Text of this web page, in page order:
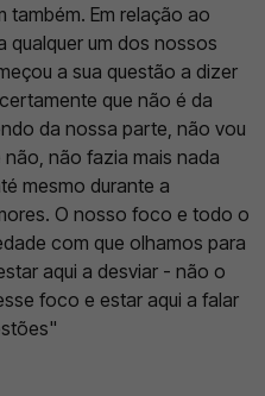
Em relação ao
qualquer um dos nossos
a sua questão a dizer
que não é da
da nossa parte, não vou
não fazia mais nada
mesmo durante a
O nosso foco e todo o
com que olhamos para
aqui a desviar - não o
foco e estar aqui a falar